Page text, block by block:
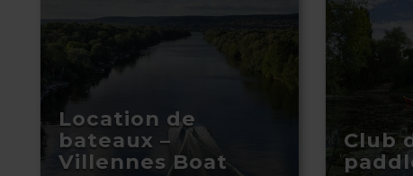
Location de
bateaux –
Villennes Boat
Club